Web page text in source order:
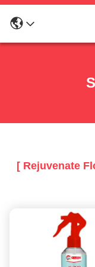
[ Rejuvenate